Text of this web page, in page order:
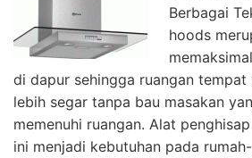
Berbagai
hoods
di dapur sehingga ruangan tempat
lebih segar tanpa bau masakan
memenuhi ruangan. Alat
ini menjadi kebutuhan pada